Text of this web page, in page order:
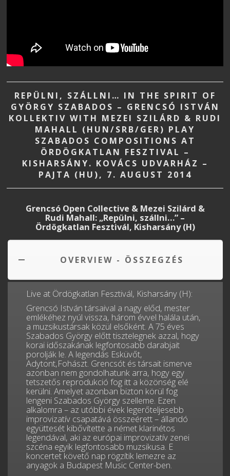
REPÜLNI, SZÁLLNI… IN THE SPIRIT OF
GYÖRGY SZABADOS – GRENCSÓ ISTVÁN
KOLLEKTIV WITH MEZEI SZILÁRD & RUDI
MAHALL (HUN/SRB/GER) PLAY
SZABADOS COMPOSITIONS AT
ÖRDÖGKATLAN FESZTIVAL –
KISHARSÁNY. KOVÁCS UDVARHÁZ –
PAJTA (HU), 7. AUGUST 2014
Grencsó Open Collective & Mezei Szilárd &
Rudi Mahall: „Repülni, szállni…” –
Ördögkatlan Fesztivál, Kisharsány (H)
OVERVIEW - ÖSSZEGZÉS
Live at Ördögkatlan Fesztivál, Kisharsány (H):
Grencsó István társaival a nagy előd, mester
emlékéhez nyúl vissza, három évvel halála után,
a muzsikustársak közül elsőként. A 75 éves
Szabados György előtt tisztelegnek azzal, hogy
korai időszakának legfontosabb darabjait
porolják le. A legendás Esküvőt,
Adytont,Fohászt. Grencsót és társait ismerve
azonban nem gondolhatunk arra, hogy egy
tetszetős reprodukció fog itt a közönség elé
kerülni. Amelyet azonban bizton körül fog
lengeni Szabados György szelleme. Ezen
alkalomra – az utóbbi évek legerőteljesebb
improvizatív csapatává összeérett – állandó
együttesét kibővítette a német klarinétos
legendával, aki az európai improvizatív zenei
szcéna egyik legfontosabb muzsikusa. E
koncertet követő nap rögzítik lemezre az
anyagok a Budapest Music Center-ben.